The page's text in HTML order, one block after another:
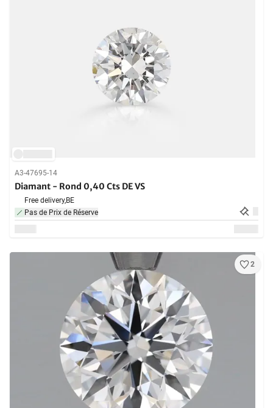
A3-47695-14
Diamant - Rond 0,40 Cts DE VS
Free delivery,BE
Pas de Prix de Réserve
2